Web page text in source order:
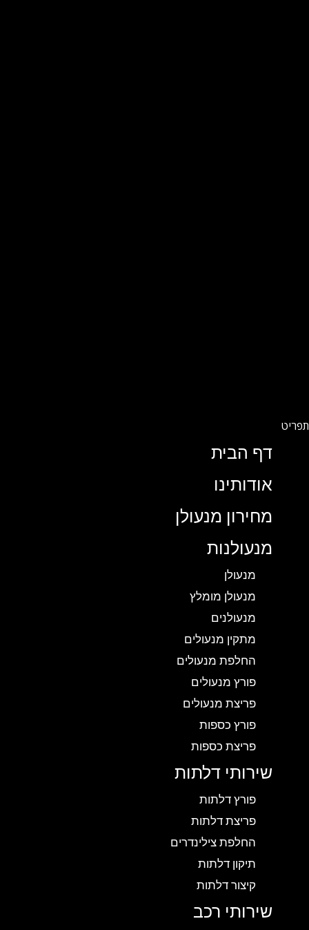
דף הבית
אודותינו
מחירון מנעולן
מנעולנות
מנעולן
מנעולן מומלץ
מנעולנים
מתקין מנעולים
החלפת מנעולים
פורץ מנעולים
פריצת מנעולים
פורץ כספות
פריצת כספות
שירותי דלתות
פורץ דלתות
פריצת דלתות
החלפת צילינדרים
תיקון דלתות
קיצור דלתות
שירותי רכב